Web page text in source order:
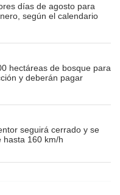
días de agosto para
según el calendario
hectáreas de bosque para
y deberán pagar
seguirá cerrado y se
hasta 160 km/h